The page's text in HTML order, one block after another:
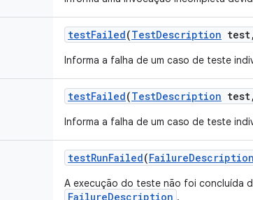
testFailed(TestDescription test,
Informa a falha de um caso de teste
testFailed(TestDescription test,
Informa a falha de um caso de teste
testRunFailed(FailureDescription
A execução do teste não foi concluída
FailureDescription .